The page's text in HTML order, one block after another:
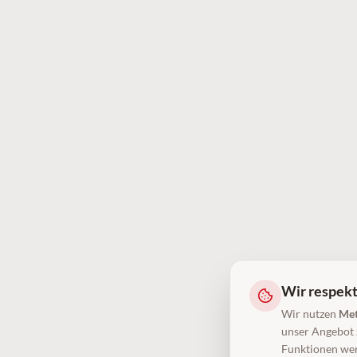
Wir
Wir nutzen
unser
Funktionen